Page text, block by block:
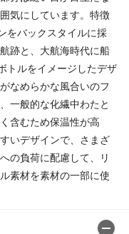
気にしています。特徴
をバックスタイルに採
跡と、大航海時代に船
トルをイメージしたデザ
なめらかな風合いのフ
一般的な化繊中わたと
含むため保温性が高
いデザインで、さまざ
の負荷に配慮して、リ
素材を素材の一部に使